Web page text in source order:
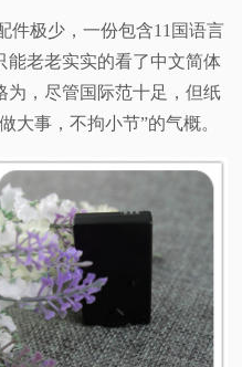
件极少，一份包含11国语言
能老老实实的看了中文简体
为，尽管国际范十足，但纸
大事，不拘小节”的气概。